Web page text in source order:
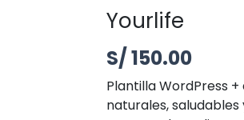
Yourlife
S/150.00
Plantilla WordPress
naturales,